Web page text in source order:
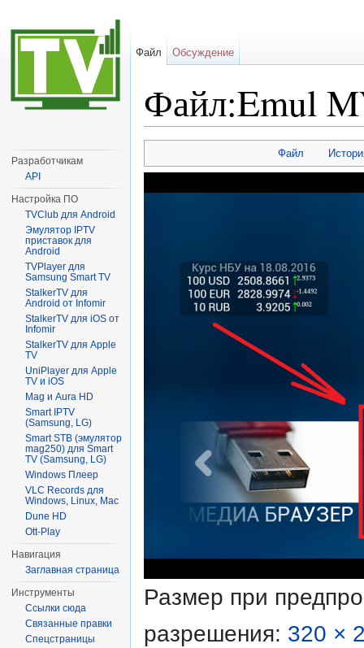
Файл:Emul
Файл
Размер при
разрешения: 320 ×
Файл Обсуждение
Разработчикам
API
Настройка ПО
TVClub для Android
Эмулятор IPTV
приставок для
Android
TVPlayer для
Samsung Smart TV
StalkerTV для
Android от Infomir
StalkerTV для iOS от
Infomir
StalkerTV для Apple
TV
UniPlayer для Apple
TV и iOS
Mag и Aura HD
Smart IPTV
(Samsung, LG)
Smart STB (эмулятор
mag250) для Smart
TV (Samsung, LG)
Windows Плеер
VLC Records для
Windows, Linux, Mac
Dune HD
Ott-Play
Навигация
Заглавная страница
Инструменты
Ссылки сюда
Связанные правки
Спецстраницы